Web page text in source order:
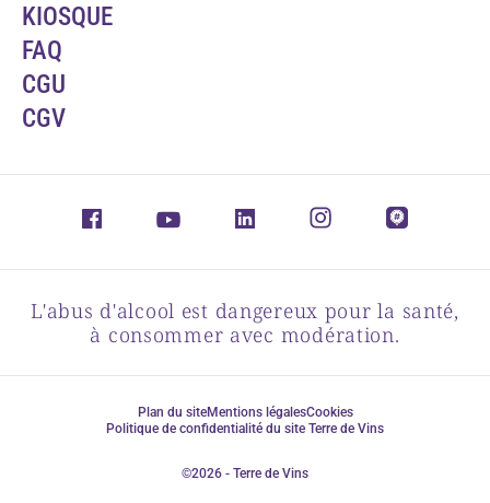
KIOSQUE
FAQ
CGU
CGV
L'abus d'alcool est dangereux pour la santé,
à consommer avec modération.
Plan du siteMentions légalesCookies
Politique de confidentialité du site Terre de Vins
©2026 - Terre de Vins